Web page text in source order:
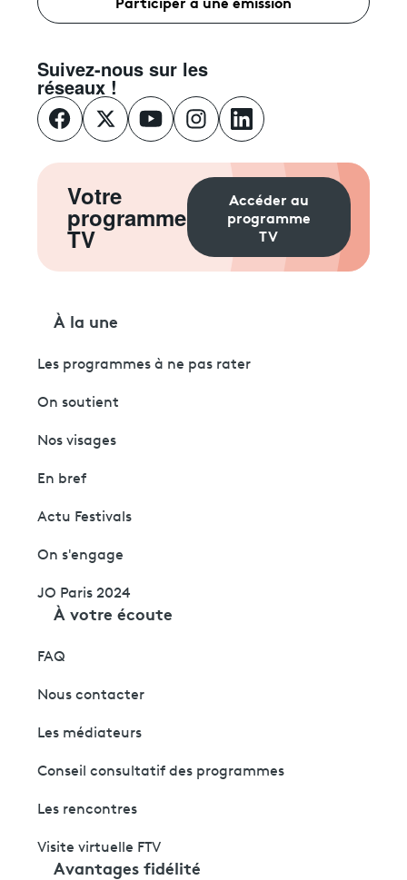
Suivez-nous sur les
réseaux !
Votre
programme
TV
Accéder au
programme
TV
À la une
Les programmes à ne pas rater
On soutient
Nos visages
En bref
Actu Festivals
On s'engage
JO Paris 2024
À votre écoute
FAQ
Nous contacter
Les médiateurs
Conseil consultatif des programmes
Les rencontres
Visite virtuelle FTV
Avantages fidélité